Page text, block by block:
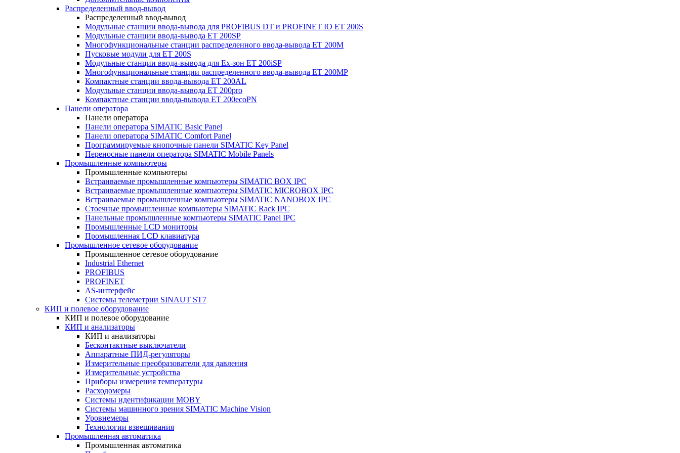
Распределенный ввод-вывод
Распределенный ввод-вывод
Модульные станции ввода-вывода для PROFIBUS DT и PROFINET IO ET 200S
Модульные станции ввода-вывода ET 200SP
Многофункциональные станции распределенного ввода-вывода ET 200M
Пусковые модули для ET 200S
Модульные станции ввода-вывода для Ex-зон ET 200iSP
Многофункциональные станции распределенного ввода-вывода ET 200MP
Компактные станции ввода-вывода ET 200AL
Модульные станции ввода-вывода ET 200pro
Компактные станции ввода-вывода ET 200ecoPN
Панели оператора
Панели оператора
Панели оператора SIMATIC Basic Panel
Панели оператора SIMATIC Comfort Panel
Программируемые кнопочные панели SIMATIC Key Panel
Переносные панели оператора SIMATIC Mobile Panels
Промышленные компьютеры
Промышленные компьютеры
Встраиваемые промышленные компьютеры SIMATIC BOX IPC
Встраиваемые промышленные компьютеры SIMATIC MICROBOX IPC
Встраиваемые промышленные компьютеры SIMATIC NANOBOX IPC
Стоечные промышленные компьютеры SIMATIC Rack IPC
Панельные промышленные компьютеры SIMATIC Panel IPC
Промышленные LCD мониторы
Промышленная LCD клавиатура
Промышленное сетевое оборудование
Промышленное сетевое оборудование
Industrial Ethernet
PROFIBUS
PROFINET
AS-интерфейс
Системы телеметрии SINAUT ST7
КИП и полевое оборудование
КИП и полевое оборудование
КИП и анализаторы
КИП и анализаторы
Бесконтактные выключатели
Аппаратные ПИД-регуляторы
Измерительные преобразователи для давления
Измерительные устройства
Приборы измерения температуры
Расходомеры
Системы идентификации MOBY
Системы машинного зрения SIMATIC Machine Vision
Уровнемеры
Технологии взвешивания
Промышленная автоматика
Промышленная автоматика